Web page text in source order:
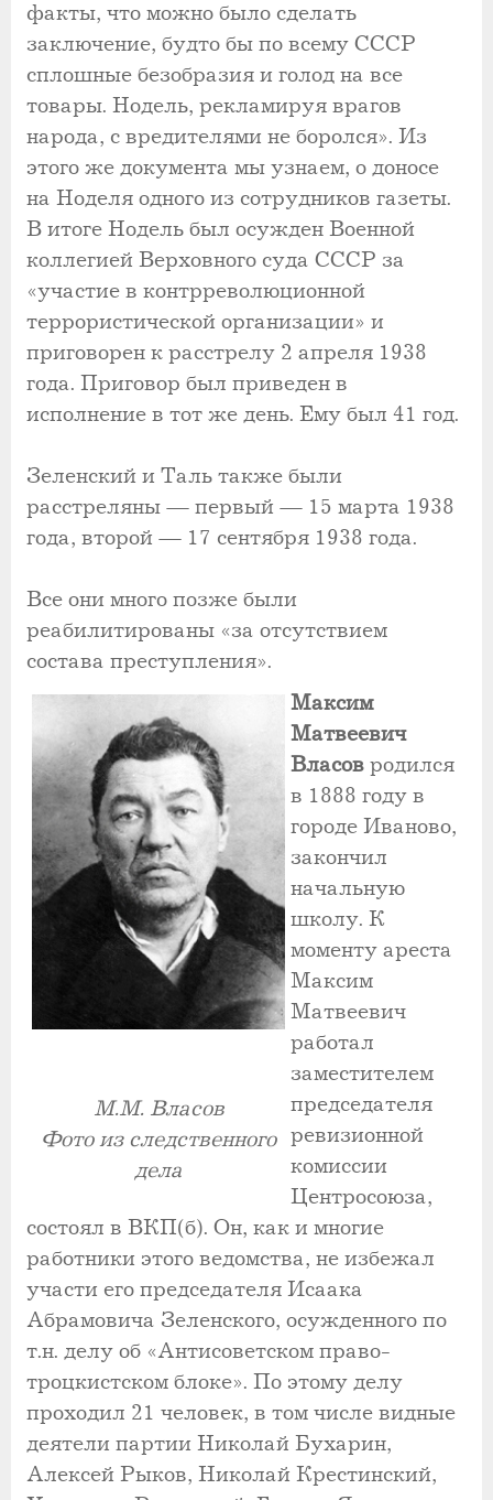
факты, что можно было сделать
заключение, будто бы по всему СССР
сплошные безобразия и голод на все
товары. Нодель, рекламируя врагов
народа, с вредителями не боролся». Из
этого же документа мы узнаем, о доносе
на Ноделя одного из сотрудников газеты.
В итоге Нодель был осужден Военной
коллегией Верховного суда СССР за
«участие в контрреволюционной
террористической организации» и
приговорен к расстрелу 2 апреля 1938
года. Приговор был приведен в
исполнение в тот же день. Ему был 41 год.
Зеленский и Таль также были
расстреляны — первый — 15 марта 1938
года, второй — 17 сентября 1938 года.
Все они много позже были
реабилитированы «за отсутствием
состава преступления».
М.М. Власов
Фото из следственного
дела
Максим
Матвеевич
Власов родился
в 1888 году в
городе Иваново,
закончил
начальную
школу. К
моменту ареста
Максим
Матвеевич
работал
заместителем
председателя
ревизионной
комиссии
Центросоюза,
состоял в ВКП(б). Он, как и многие
работники этого ведомства, не избежал
участи его председателя Исаака
Абрамовича Зеленского, осужденного по
т.н. делу об «Антисоветском право-
троцкистском блоке». По этому делу
проходил 21 человек, в том числе видные
деятели партии Николай Бухарин,
Алексей Рыков, Николай Крестинский,